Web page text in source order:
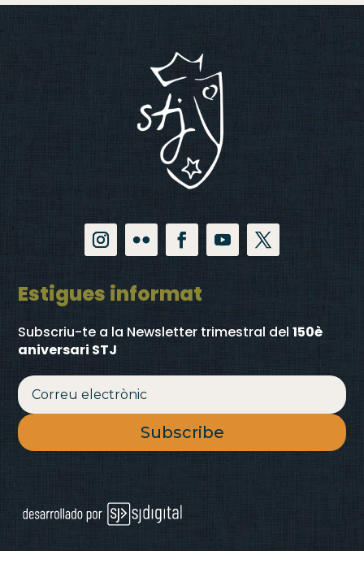
Estigues informat
Subscriu-te a la Newsletter trimestral del150è
aniversari STJ
Subscribe